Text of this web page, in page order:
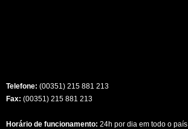
Telefone: (00351) 215 881 213
Fax: (00351) 215 881 213
Horário de funcionamento: 24h por dia em todo o país